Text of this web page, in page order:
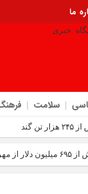
ما
سلامت
نسب
در شهریورماه